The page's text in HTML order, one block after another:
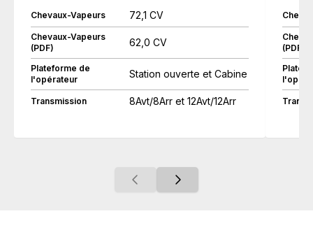
Chevaux-Vapeurs 72,1 CV
Chevaux-Vapeurs
(PDF)
62,0 CV
Plateforme de
l'opérateur
Station ouverte et Cabine
Transmission 8Avt/8Arr et 12Avt/12Arr
(PDF)